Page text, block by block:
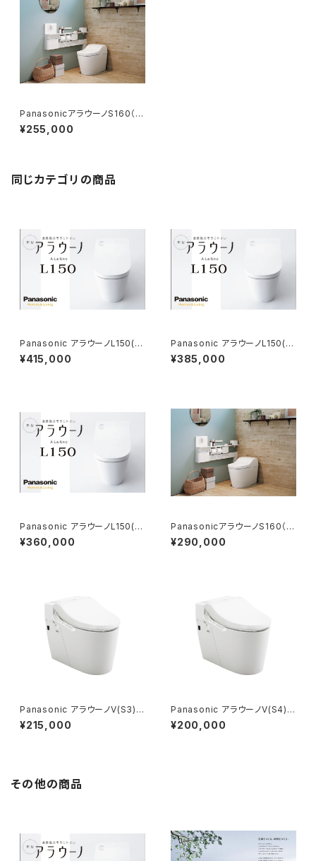
PanasonicアラウーノS160（タ
イプ2） 基本工事費コミコミプラ
ン
¥255,000
同じカテゴリの商品
Panasonic アラウーノL150(タ
イプ0)基本工事費コミコミプラ
ン
¥415,000
Panasonic アラウーノL150(タ
イプ1)基本工事費コミコミプラン
¥385,000
Panasonic アラウーノL150(タ
イプ2)基本工事費コミコミプラ
ン
¥360,000
PanasonicアラウーノS160（タ
イプ1） 基本工事費コミコミプラ
ン
¥290,000
Panasonic アラウーノV(S3)基
本工事費コミコミプラン
¥215,000
Panasonic アラウーノV(S4)基
本工事費コミコミプラン
¥200,000
その他の商品